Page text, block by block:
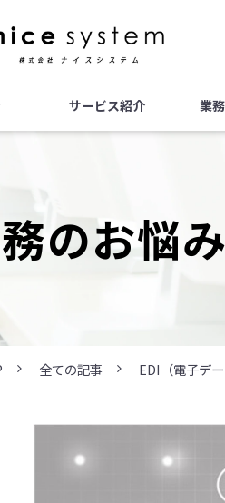
サービス紹介 業
のお悩
全ての記事 EDI（電子デ